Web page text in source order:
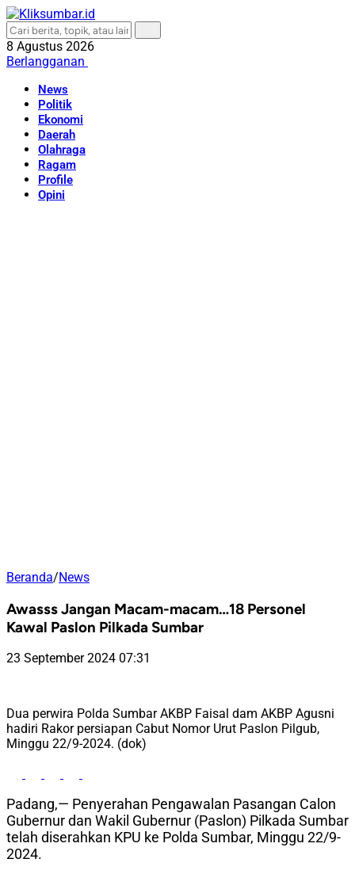
8 Agustus 2026
Berlangganan
News
Politik
Ekonomi
Daerah
Olahraga
Ragam
Profile
Opini
Beranda/News
Awasss Jangan Macam-macam…18 Personel
Kawal Paslon Pilkada Sumbar
23 September 2024 07:31
Dua perwira Polda Sumbar AKBP Faisal dam AKBP Agusni
hadiri Rakor persiapan Cabut Nomor Urut Paslon Pilgub,
Minggu 22/9-2024. (dok)
Padang,— Penyerahan Pengawalan Pasangan Calon
Gubernur dan Wakil Gubernur (Paslon) Pilkada Sumbar
telah diserahkan KPU ke Polda Sumbar, Minggu 22/9-
2024.